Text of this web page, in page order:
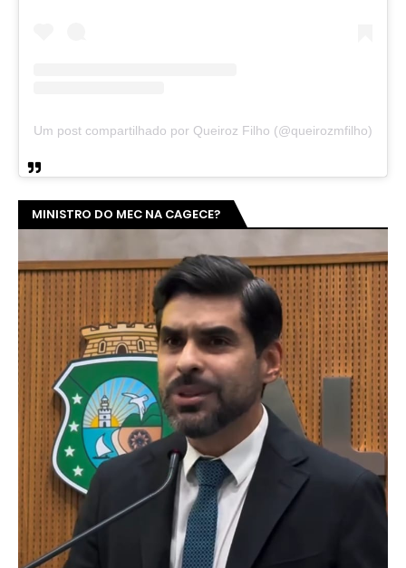
Um post compartilhado por Queiroz Filho (@queirozmfilho)
MINISTRO DO MEC NA CAGECE?